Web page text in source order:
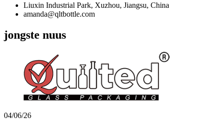
Liuxin Industrial Park, Xuzhou, Jiangsu, China
amanda@qltbottle.com
jongste nuus
04/06/26